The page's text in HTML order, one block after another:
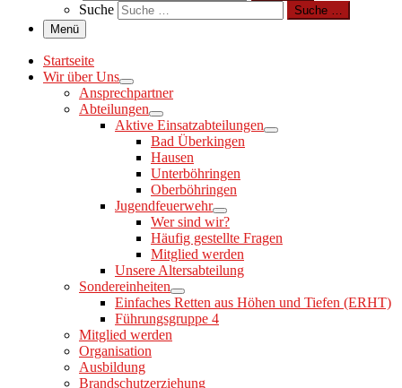
Suche
Suche …
Menü
Startseite
Wir über Uns
Ansprechpartner
Abteilungen
Aktive Einsatzabteilungen
Bad Überkingen
Hausen
Unterböhringen
Oberböhringen
Jugendfeuerwehr
Wer sind wir?
Häufig gestellte Fragen
Mitglied werden
Unsere Altersabteilung
Sondereinheiten
Einfaches Retten aus Höhen und Tiefen (ERHT)
Führungsgruppe 4
Mitglied werden
Organisation
Ausbildung
Brandschutzerziehung